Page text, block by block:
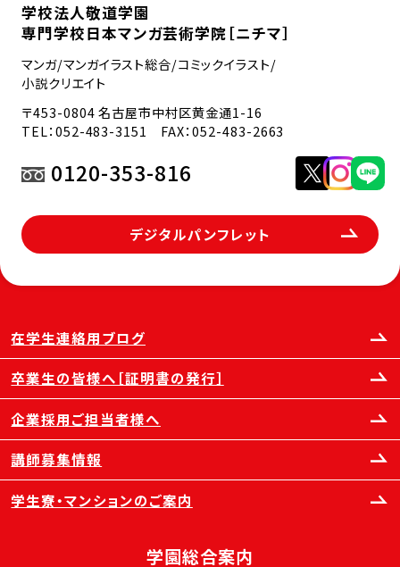
学校法人敬道学園
専門学校日本マンガ芸術学院［ニチマ］
マンガ/マンガイラスト総合/コミックイラスト/
小説クリエイト
〒453-0804 名古屋市中村区黄金通1-16
TEL：052-483-3151 FAX：052-483-2663
0120-353-816
デジタルパンフレット
在学生連絡用ブログ
卒業生の皆様へ［証明書の発行］
企業採用ご担当者様へ
講師募集情報
学生寮・マンションのご案内
学園総合案内